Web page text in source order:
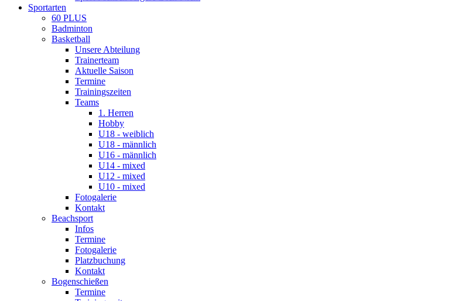
Sportarten
60 PLUS
Badminton
Basketball
Unsere Abteilung
Trainerteam
Aktuelle Saison
Termine
Trainingszeiten
Teams
1. Herren
Hobby
U18 - weiblich
U18 - männlich
U16 - männlich
U14 - mixed
U12 - mixed
U10 - mixed
Fotogalerie
Kontakt
Beachsport
Infos
Termine
Fotogalerie
Platzbuchung
Kontakt
Bogenschießen
Termine